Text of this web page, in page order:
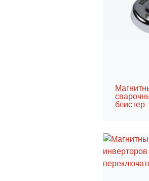
блистер